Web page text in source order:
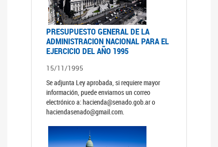
PRESUPUESTO GENERAL DE LA
ADMINISTRACION NACIONAL PARA EL
EJERCICIO DEL AÑO 1995
15/11/1995
Se adjunta Ley aprobada, si requiere mayor
información, puede enviarnos un correo
electrónico a: hacienda@senado.gob.ar o
haciendasenado@gmail.com.